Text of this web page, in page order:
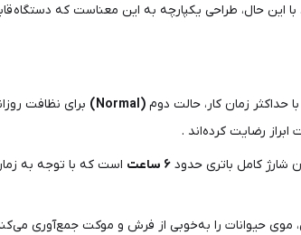
این حال، طراحی یکپارچه به این معناست که دستگاه
حداکثر زمان کار، حالت دوم (Normal) برای نظافت
رضایت کرده‌اند .
شارژ کامل باتری حدود ۶ ساعت
است که با توجه به
حیوانات را به‌خوبی از فرش و موکت جمع‌آوری می‌کند